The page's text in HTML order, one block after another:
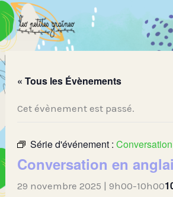
Aller
au
contenu
« Tous les Évènements
Cet évènement est passé.
Série d'événement :
Conversation en
29 novembre 2025 | 9h00-10h00